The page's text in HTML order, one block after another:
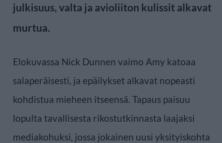
julkisuus, valta ja avioliiton kulissit alkavat
murtua.
Elokuvassa Nick Dunnen vaimo Amy katoaa
salaperäisesti, ja epäilykset alkavat nopeasti
kohdistua mieheen itseensä. Tapaus paisuu
lopulta tavallisesta rikostutkinnasta laajaksi
mediakohuksi, jossa jokainen uusi yksityiskohta